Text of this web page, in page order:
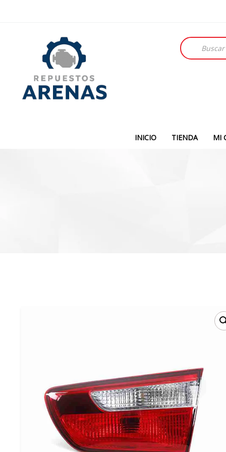
Búsqueda
de
productos
INICIO TIENDA MI